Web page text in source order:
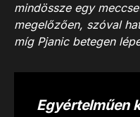
mindössze egy
megelőzően, szóval
míg Pjanic betegen
Egyértelműen